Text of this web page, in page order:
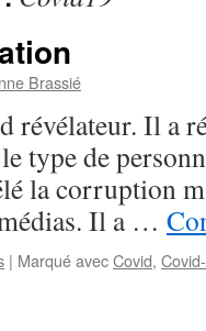
Brassié
révélateur. Il a
type de
la corruption
Il a …
| Marqué avecCovid,